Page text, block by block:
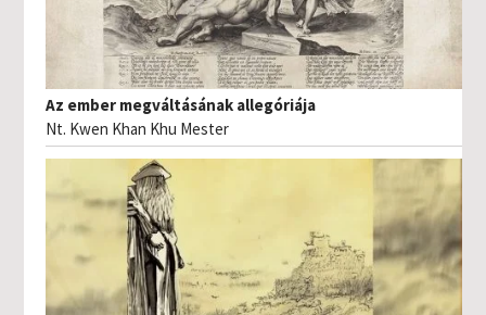
Az ember megváltásának allegóriája
Nt. Kwen Khan Khu Mester